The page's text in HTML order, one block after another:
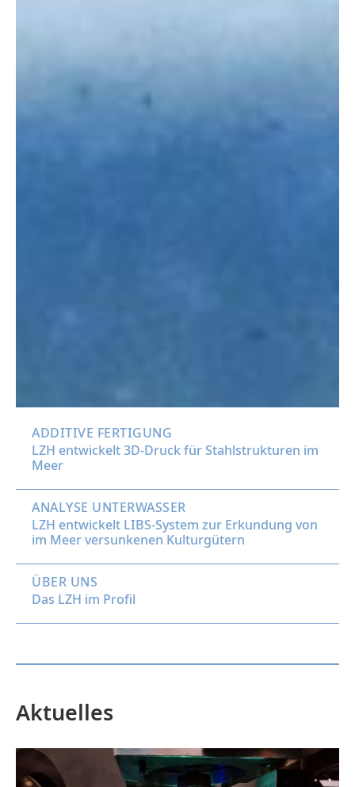
ADDITIVE FERTIGUNG
LZH entwickelt 3D-Druck für Stahlstrukturen im
Meer
ANALYSE UNTERWASSER
LZH entwickelt LIBS-System zur Erkundung von
im Meer versunkenen Kulturgütern
ÜBER UNS
Das LZH im Profil
Aktuelles